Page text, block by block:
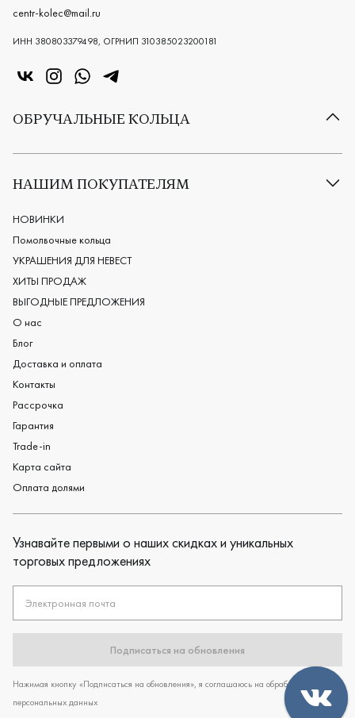
centr-kolec@mail.ru
ИНН 380803379498, ОГРНИП 310385023200181
«Центр колец» в VK
«Центр колец» в Instagram
«Центр колец» в Whatsapp
«Центр колец» в Telegram
ОБРУЧАЛЬНЫЕ КОЛЬЦА
Все обручальные кольца
Европейские обручальные кольца
Мужские обручальные кольца
Женские обручальные кольца
Обручальные кольца из платины
Дизайнерские обручальные кольца
Черные обручальные кольца
НАШИМ ПОКУПАТЕЛЯМ
НОВИНКИ
Помолвочные кольца
УКРАШЕНИЯ ДЛЯ НЕВЕСТ
ХИТЫ ПРОДАЖ
ВЫГОДНЫЕ ПРЕДЛОЖЕНИЯ
О нас
Блог
Доставка и оплата
Контакты
Рассрочка
Гарантия
Trade-in
Карта сайта
Оплата долями
Узнавайте первыми о наших скидках и уникальных
торговых предложениях
Электронная почта
Подписаться на обновления
Нажимая кнопку «Подписаться на обновления», я соглашаюсь на обработку
персональных данных